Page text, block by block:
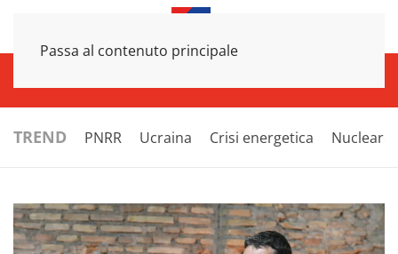
Passa al contenuto principale
TREND PNRR Ucraina Crisi energetica Nucleare